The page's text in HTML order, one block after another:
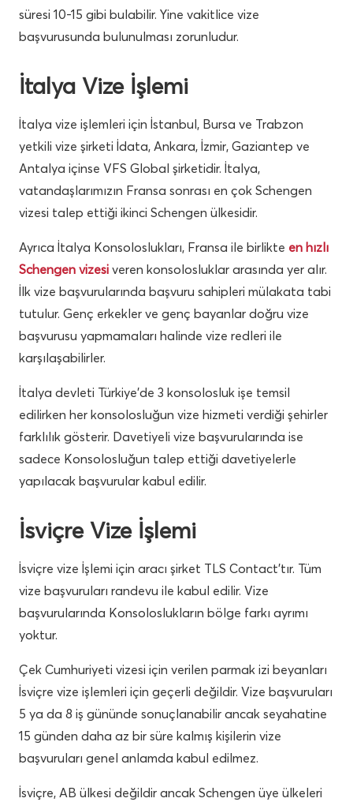
süresi 10-15 gibi bulabilir. Yine vakitlice vize
başvurusunda bulunulması zorunludur.
İtalya Vize İşlemi
İtalya vize işlemleri için İstanbul, Bursa ve Trabzon
yetkili vize şirketi İdata, Ankara, İzmir, Gaziantep ve
Antalya içinse VFS Global şirketidir. İtalya,
vatandaşlarımızın Fransa sonrası en çok Schengen
vizesi talep ettiği ikinci Schengen ülkesidir.
Ayrıca İtalya Konsoloslukları, Fransa ile birlikte en hızlı
Schengen vizesi veren konsolosluklar arasında yer alır.
İlk vize başvurularında başvuru sahipleri mülakata tabi
tutulur. Genç erkekler ve genç bayanlar doğru vize
başvurusu yapmamaları halinde vize redleri ile
karşılaşabilirler.
İtalya devleti Türkiye’de 3 konsolosluk işe temsil
edilirken her konsolosluğun vize hizmeti verdiği şehirler
farklılık gösterir. Davetiyeli vize başvurularında ise
sadece Konsolosluğun talep ettiği davetiyelerle
yapılacak başvurular kabul edilir.
İsviçre Vize İşlemi
İsviçre vize İşlemi için aracı şirket TLS Contact’tır. Tüm
vize başvuruları randevu ile kabul edilir. Vize
başvurularında Konsoloslukların bölge farkı ayrımı
yoktur.
Çek Cumhuriyeti vizesi için verilen parmak izi beyanları
İsviçre vize işlemleri için geçerli değildir. Vize başvuruları
5 ya da 8 iş gününde sonuçlanabilir ancak seyahatine
15 günden daha az bir süre kalmış kişilerin vize
başvuruları genel anlamda kabul edilmez.
İsviçre, AB ülkesi değildir ancak Schengen üye ülkeleri